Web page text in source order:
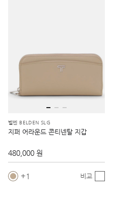
벨덴 BELDEN SLG
지퍼 어라운드 콘티넨탈 지갑
480,000 원
1 비교